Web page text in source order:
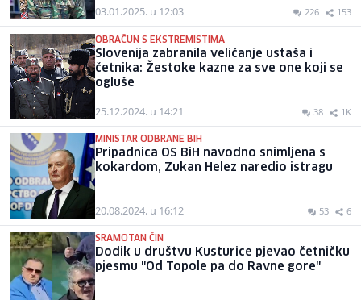
03.01.2025. u 12:03 226 153
OBRAČUN S EKSTREMISTIMA
Slovenija zabranila veličanje ustaša i
četnika: Žestoke kazne za sve one koji se
ogluše
25.12.2024. u 14:21 38 1K
MINISTAR ODBRANE BIH
Pripadnica OS BiH navodno snimljena s
kokardom, Zukan Helez naredio istragu
20.08.2024. u 16:12 53 6
SRAMOTAN ČIN
Dodik u društvu Kusturice pjevao četničku
pjesmu "Od Topole pa do Ravne gore"